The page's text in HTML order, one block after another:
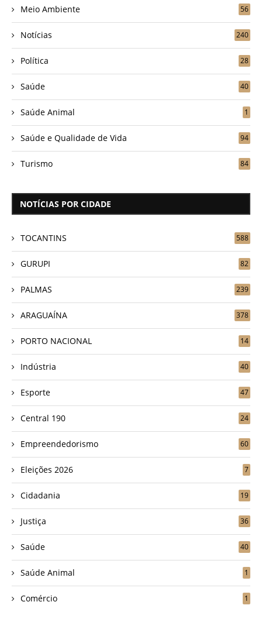
Meio Ambiente 56
Notícias 240
Política 28
Saúde 40
Saúde Animal 1
Saúde e Qualidade de Vida 94
Turismo 84
NOTÍCIAS POR CIDADE
TOCANTINS 588
GURUPI 82
PALMAS 239
ARAGUAÍNA 378
PORTO NACIONAL 14
Indústria 40
Esporte 47
Central 190 24
Empreendedorismo 60
Eleições 2026 7
Cidadania 19
Justiça 36
Saúde 40
Saúde Animal 1
Comércio 1